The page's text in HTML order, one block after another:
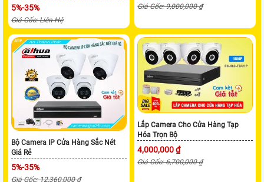
5%-35%
Giá Gốc: Liên Hệ
Giá Gốc: 9,000,000 ₫
Bộ Camera IP Cửa Hàng Sắc Nét
Giá Rẻ
5%-35%
Giá Gốc: 12,360,000 ₫
Lắp Camera Cho Cửa Hàng Tạp
Hóa Trọn Bộ
4,000,000 ₫
Giá Gốc: 6,700,000 ₫